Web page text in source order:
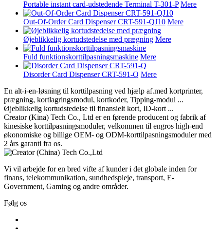
Portable instant card-udstedende Terminal T-301-P Mere
Out-Of-Order Card Dispenser CRT-591-QJ10 Mere
Øjeblikkelig kortudstedelse med prægning Mere
Fuld funktionskorttilpasningsmaskine Mere
Disorder Card Dispenser CRT-591-Q Mere
En alt-i-en-løsning til korttilpasning ved hjælp af.med kortprinter,
prægning, kortlagringsmodul, kortkoder, Tipping-modul ...
Øjeblikkelig kortudstedelse til finansielt kort, ID-kort ...
Creator (Kina) Tech Co., Ltd er en førende producent og fabrik af
kinesiske korttilpasningsmoduler, velkommen til engros high-end
økonomiske og billige OEM- og ODM-korttilpasningsmoduler med
2 års garanti fra os.
Vi vil arbejde for en bred vifte af kunder i det globale inden for
finans, telekommunikation, sundhedspleje, transport, E-
Government, Gaming og andre områder.
Følg os